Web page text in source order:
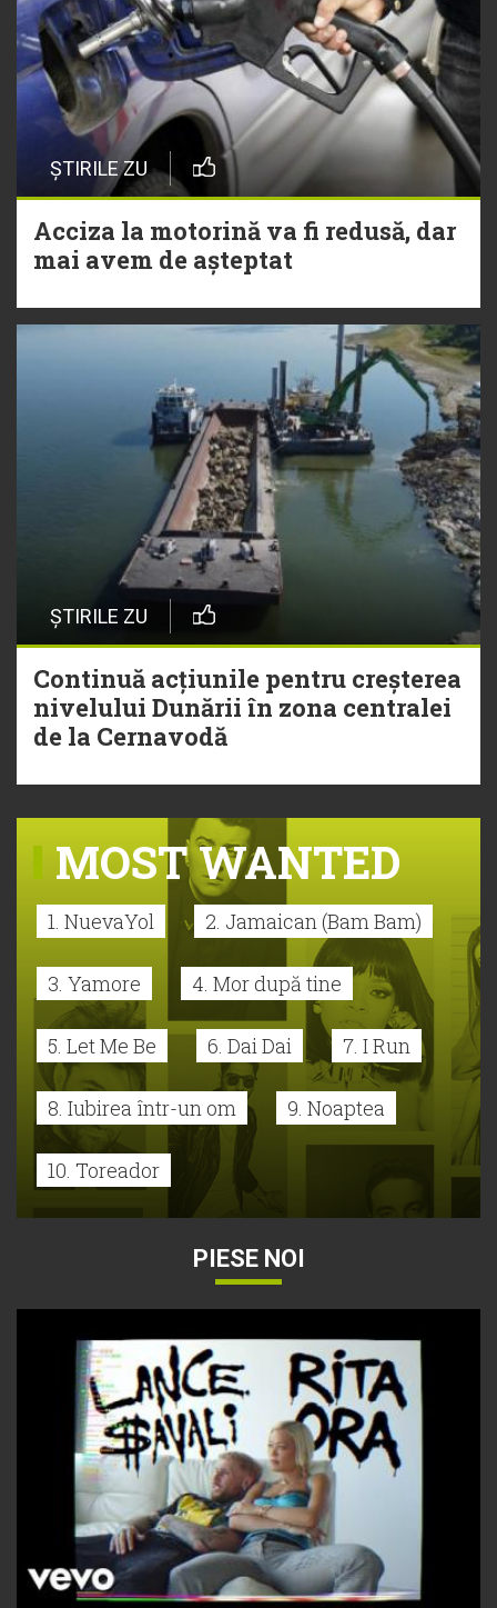
ȘTIRILE ZU
Acciza la motorină va fi redusă, dar
mai avem de așteptat
ȘTIRILE ZU
Continuă acțiunile pentru creșterea
nivelului Dunării în zona centralei
de la Cernavodă
MOST WANTED
1. NuevaYol 2. Jamaican (Bam Bam)
3. Yamore 4. Mor după tine
5. Let Me Be 6. Dai Dai 7. I Run
8. Iubirea într-un om 9. Noaptea
10. Toreador
PIESE NOI